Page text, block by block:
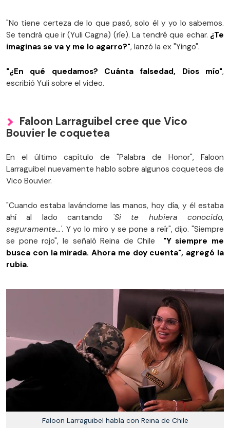
"No tiene certeza de lo que pasó, solo él y yo lo sabemos.
Se tendrá que ir (Yuli Cagna) (ríe). La tendré que echar. ¿Te
imaginas se va y me lo agarro?", lanzó la ex "Yingo".
"¿En qué quedamos? Cuánta falsedad, Dios mío",
escribió Yuli sobre el video.
Faloon Larraguibel cree que Vico
Bouvier le coquetea
En el último capítulo de "Palabra de Honor", Faloon
Larraguibel nuevamente hablo sobre algunos coqueteos de
Vico Bouvier.
"Cuando estaba lavándome las manos, hoy día, y él estaba
ahí al lado cantando 'Si te hubiera conocido,
seguramente...'. Y yo lo miro y se pone a reír", dijo. "Siempre
se pone rojo", le señaló Reina de Chile
"Y siempre me
busca con la mirada. Ahora me doy cuenta", agregó la
rubia.
Faloon Larraguibel habla con Reina de Chile